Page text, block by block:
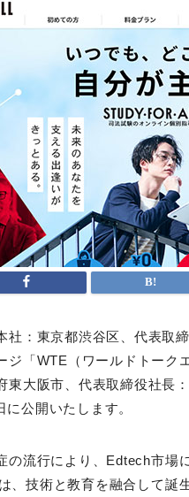
社：東京都渋谷区、代表取
ジ「WTE（ワールドトーク
東大阪市、代表取締役社長
公開いたします。
の流行により、Edtech市場
、技術と教育を融合して誕